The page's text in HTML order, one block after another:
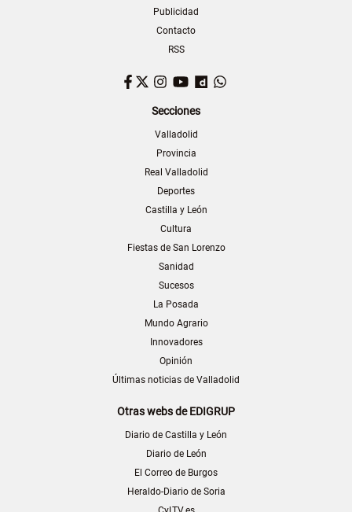
Publicidad
Contacto
RSS
Facebook
TwitterInstagram
YouTubeDailymotion
Secciones
Valladolid
Provincia
Real Valladolid
Deportes
Castilla y León
Cultura
Fiestas de San Lorenzo
Sanidad
Sucesos
La Posada
Mundo Agrario
Innovadores
Opinión
Últimas noticias de Valladolid
Otras webs de EDIGRUP
Diario de Castilla y León
Diario de León
El Correo de Burgos
Heraldo-Diario de Soria